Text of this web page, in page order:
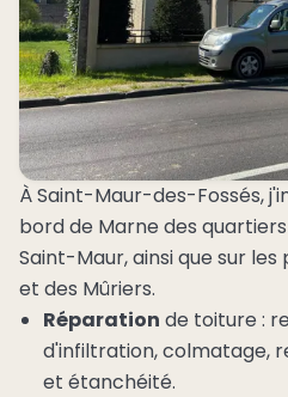
À Saint-Maur-des-Fossés,
bord de Marne des
Saint-Maur, ainsi que sur
et des Mûriers.
Réparation de toiture :
d'infiltration, colmatage,
et étanchéité.